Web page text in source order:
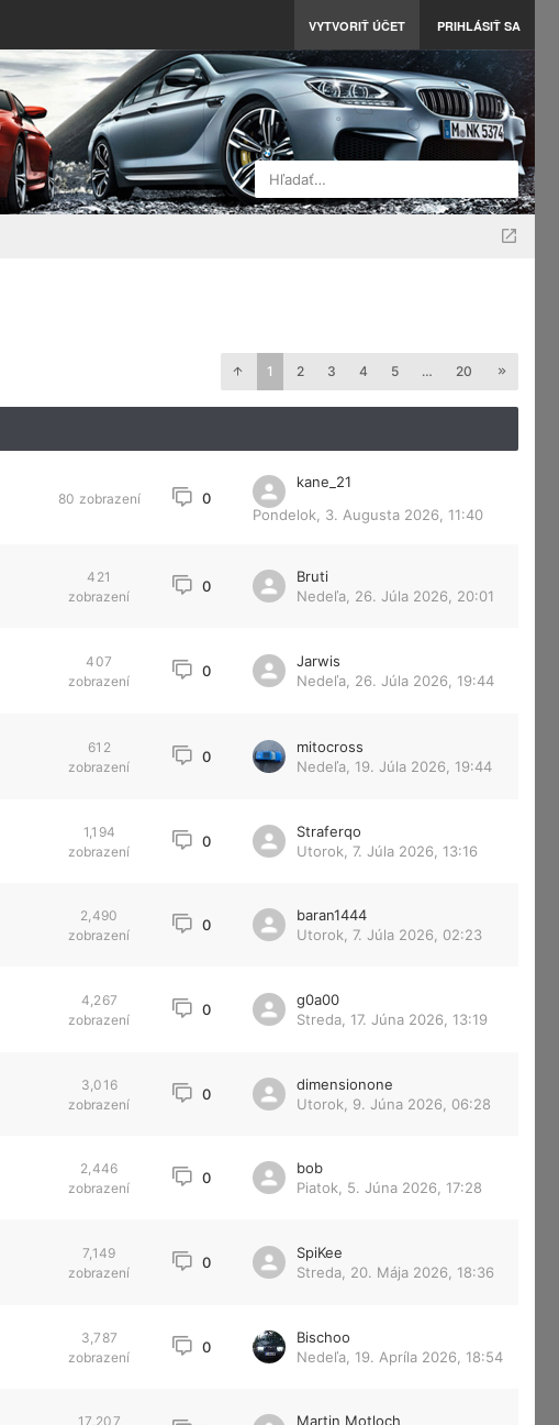
VYTVORIŤ ÚČET PRIHLÁSIŤ SA
Hľadať…
1 2 3 4 5 … 20
80 zobrazení 0
kane_21
Pondelok, 3. Augusta 2026, 11:40
421
zobrazení
0
Bruti
Nedeľa, 26. Júla 2026, 20:01
407
zobrazení
0
Jarwis
Nedeľa, 26. Júla 2026, 19:44
612
zobrazení
0
mitocross
Nedeľa, 19. Júla 2026, 19:44
1,194
zobrazení
0
Straferqo
Utorok, 7. Júla 2026, 13:16
2,490
zobrazení
0
baran1444
Utorok, 7. Júla 2026, 02:23
4,267
zobrazení
0
g0a00
Streda, 17. Júna 2026, 13:19
3,016
zobrazení
0
dimensionone
Utorok, 9. Júna 2026, 06:28
2,446
zobrazení
0
bob
Piatok, 5. Júna 2026, 17:28
7,149
zobrazení
0
SpiKee
Streda, 20. Mája 2026, 18:36
3,787
zobrazení
0
Bischoo
Nedeľa, 19. Apríla 2026, 18:54
17,207
Martin Motloch